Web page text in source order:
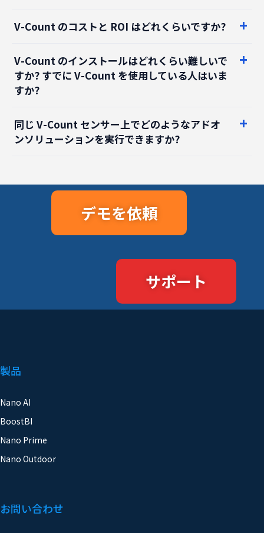
V-Count のコストと ROI はどれくらいですか?
V-Count のインストールはどれくらい難しいで
すか? すでに V-Count を使用している人はいま
すか?
同じ V-Count センサー上でどのようなアドオ
ンソリューションを実行できますか?
デモを依頼
サポート
製品
Nano AI
BoostBI
Nano Prime
Nano Outdoor
お問い合わせ